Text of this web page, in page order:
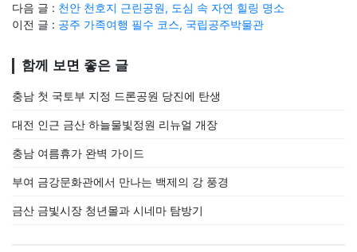
다음 글 : 천안 천호지 근린공원, 도심 속 자연 힐링 명소
이전 글 : 공주 가족여행 필수 코스, 국립공주박물관
함께 보면 좋은 글
충남 첫 국토부 지정 드론공원 당진에 탄생
대전 인근 금산 하늘물빛정원 리뉴얼 개장
충남 여름휴가 완벽 가이드
부여 금강문화관에서 만나는 백제의 강 풍경
금산 금빛시장 청년몰과 시네마 탐방기